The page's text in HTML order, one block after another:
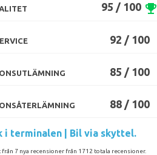
95 / 100 emoji_events
92 / 100
85 / 100
88 / 100
i terminalen | Bil via skyttel.
från 7 nya recensioner från 1712 totala recensioner.